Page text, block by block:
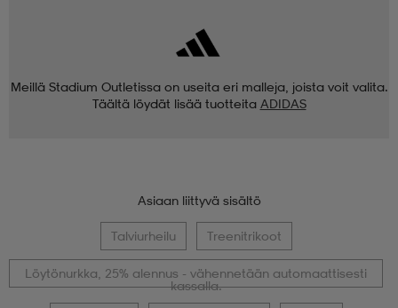
Meillä Stadium Outletissa on useita eri malleja, joista voit valita.
Täältä löydät lisää tuotteita ADIDAS
Asiaan liittyvä sisältö
Talviurheilu Treenitrikoot
Löytönurkka, 25% alennus - vähennetään automaattisesti
kassalla.